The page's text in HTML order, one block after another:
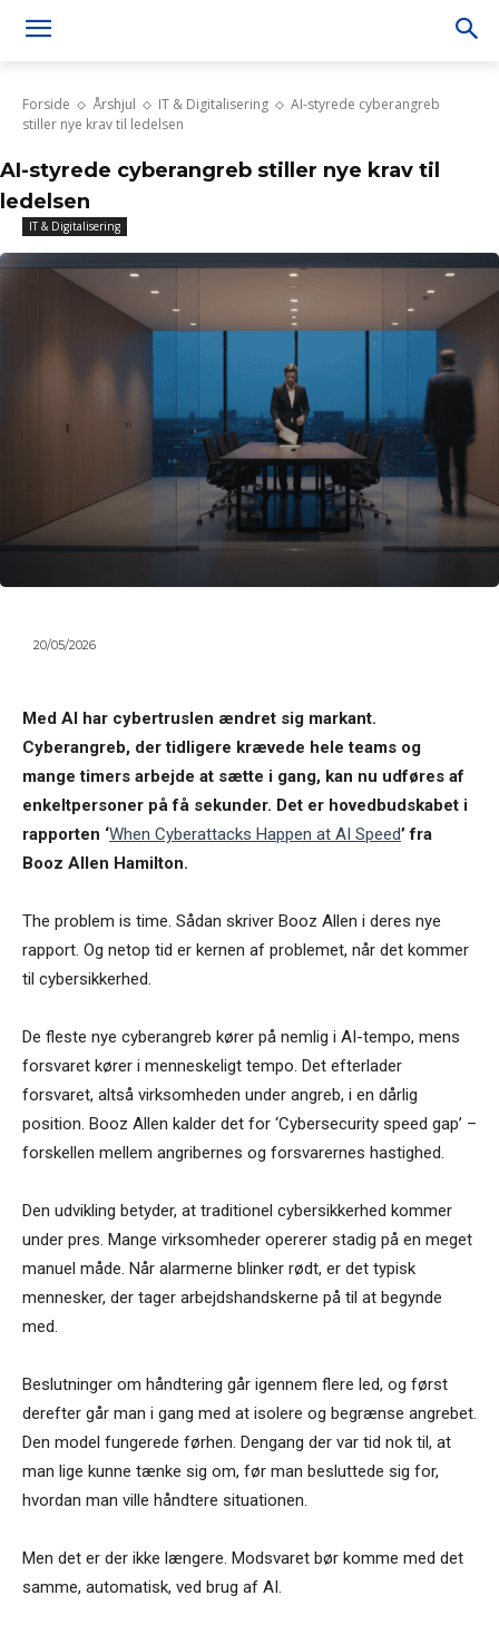
Forside Årshjul IT & Digitalisering
AI-styrede cyberangreb
stiller nye krav til ledelsen
AI-styrede cyberangreb stiller nye krav til
ledelsen
IT & Digitalisering
20/05/2026
Med AI har cybertruslen ændret sig markant.
Cyberangreb, der tidligere krævede hele teams og
mange timers arbejde at sætte i gang, kan nu udføres af
enkeltpersoner på få sekunder. Det er hovedbudskabet i
rapporten ‘When Cyberattacks Happen at AI Speed’ fra
Booz Allen Hamilton.
The problem is time. Sådan skriver Booz Allen i deres nye
rapport. Og netop tid er kernen af problemet, når det kommer
til cybersikkerhed.
De fleste nye cyberangreb kører på nemlig i AI-tempo, mens
forsvaret kører i menneskeligt tempo. Det efterlader
forsvaret, altså virksomheden under angreb, i en dårlig
position. Booz Allen kalder det for ‘Cybersecurity speed gap’ –
forskellen mellem angribernes og forsvarernes hastighed.
Den udvikling betyder, at traditionel cybersikkerhed kommer
under pres. Mange virksomheder opererer stadig på en meget
manuel måde. Når alarmerne blinker rødt, er det typisk
mennesker, der tager arbejdshandskerne på til at begynde
med.
Beslutninger om håndtering går igennem flere led, og først
derefter går man i gang med at isolere og begrænse angrebet.
Den model fungerede førhen. Dengang der var tid nok til, at
man lige kunne tænke sig om, før man besluttede sig for,
hvordan man ville håndtere situationen.
Men det er der ikke længere. Modsvaret bør komme med det
samme, automatisk, ved brug af AI.